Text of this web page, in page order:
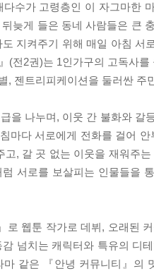
수가 고령층인 이 자그마한
늦게 들은 동네 사람들은 큰
지켜주기 위해 매일 아침 서
(전2권)는 1인가구의 고독사
, 젠트리피케이션을 둘러싼
을 나누며, 이웃 간 불화와
마다 서로에게 전화를 걸어
, 갈 곳 없는 이웃을 재워주
서로를 보살피는 인물들을
로 웹툰 작가로 데뷔, 오래된
넘치는 캐릭터와 특유의 디
같은 『안녕 커뮤니티』의